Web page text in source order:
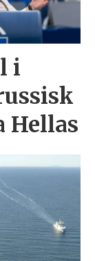
i
Hellas